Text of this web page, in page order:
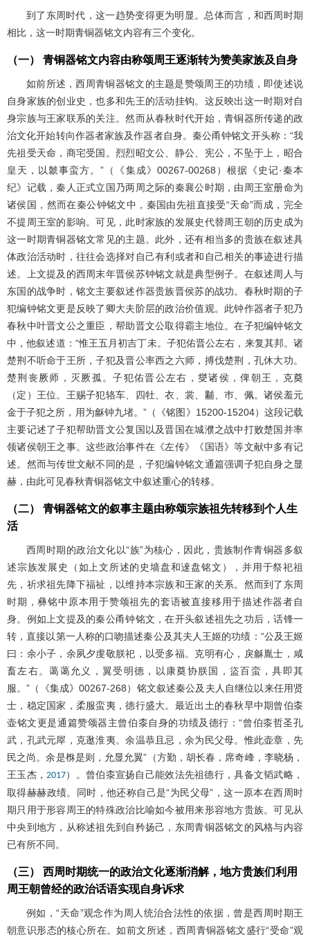
到了东周时代，这一趋势变得更为明显。总体而言，和西周时期
相比，这一时期青铜器铭文内容有三个变化。
（一） 青铜器铭文内容由称颂周王逐渐转为赞美家族及自身
如前所述，西周青铜器铭文的主题是赞颂周王的功绩，即使述说
自身家族的创业史，也多和先王的活动挂钩。这反映出这一时期对自
身宗族与王家联系的关注。然而从春秋时代开始，青铜器所传递的政
治文化开始转向作器者家族及作器者自身。秦公甬钟铭文开头称：“我
先祖受天命，商宅受国。烈烈昭文公、静公、宪公，不坠于上，昭合
皇天，以虩事蛮方。”（《集成》00267-00268）根据《史记·秦本
纪》记载，秦人正式立国乃两周之际的秦襄公时期，由周王室册命为
诸侯国，然而在秦公钟铭文中，秦国由先祖直接受“天命”而成，完全
不提周王室的影响。可见，此时家族的发展史代替周王朝的历史成为
这一时期青铜器铭文常见的主题。此外，还有相当多的贵族在叙述具
体政治活动时，往往会选择对自己有利或者和自己相关的事迹进行描
述。上文提及的西周末年晋侯苏钟铭文就是典型例子。在叙述周人与
东国的战争时，铭文主要叙述作器贵族晋侯苏的战功。春秋时期的子
犯编钟铭文更是反映了卿大夫阶层的政治价值观。此钟作器者子犯乃
春秋中叶晋文公之重臣，帮助晋文公取得霸主地位。在子犯编钟铭文
中，他叙述道：“惟王五月初吉丁未。子犯佑晋公左右，来复其邦。诸
楚荆不听命于王所，子犯及晋公率西之六师，搏伐楚荆，孔休大功。
楚荆丧厥师，灭厥孤。子犯佑晋公左右，燮诸侯，俾朝王，克奠
（定）王位。王赐子犯辂车、四牡、衣、裳、黼、巿、佩。诸侯羞元
金于子犯之所，用为龢钟九堵。”（《铭图》15200-15204）这段记载
主要记述了子犯帮助晋文公复国以及晋国在城濮之战中打败楚国并率
领诸侯朝王之事。这些政治事件在《左传》《国语》等文献中多有记
述。然而与传世文献不同的是，子犯编钟铭文通篇强调子犯自身之显
赫，由此可见春秋青铜器铭文中叙述重心的转移。
（二） 青铜器铭文的叙事主题由称颂宗族祖先转移到个人生
活
西周时期的政治文化以“族”为核心，因此，贵族制作青铜器多叙
述宗族发展史（如上文所述的史墙盘和逨盘铭文），并用于祭祀祖
先，祈求祖先降下福祉，以维持本宗族和王家的关系。然而到了东周
时期，彝铭中原本用于赞颂祖先的套语被直接移用于描述作器者自
身。例如上文提及的秦公甬钟铭文，在开头叙述祖先之功后，话锋一
转，直接以第一人称的口吻描述秦公及其夫人王姬的功绩：“公及王姬
曰：余小子，余夙夕虔敬朕祀，以受多福。克明有心，戾龢胤士，咸
畜左右。蔼蔼允义，翼受明德，以康奠协朕国，盜百蛮，具即其
服。”（《集成》00267-268）铭文叙述秦公及夫人自继位以来任用贤
士，稳定国家，柔服蛮夷，德行盛大。最近出土的春秋早中期曾伯桼
壶铭文更是通篇赞颂器主曾伯桼自身的功绩及德行：“曾伯桼哲圣孔
武，孔武元屖，克逖淮夷。余温恭且忌，余为民父母。惟此壶章，先
民之尚。余是㮊是则，允显允翼”（方勤，胡长春，席奇峰，李晓杨，
王玉杰， 2017）。曾伯桼宣扬自己能效法先祖德行，具备文韬武略，
取得赫赫政绩。同时，他还称自己是“为民父母”，这一原本在西周时
期只用于形容周王的特殊政治比喻如今被用来形容地方贵族。可见从
中央到地方，从称述祖先到自矜扬己，东周青铜器铭文的风格与内容
已有所不同。
（三） 西周时期统一的政治文化逐渐消解，地方贵族们利用
周王朝曾经的政治话语实现自身诉求
例如，“天命”观念作为周人统治合法性的依据，曾是西周时期王
朝意识形态的核心所在。如前文所述，西周青铜器铭文盛行“受命”观